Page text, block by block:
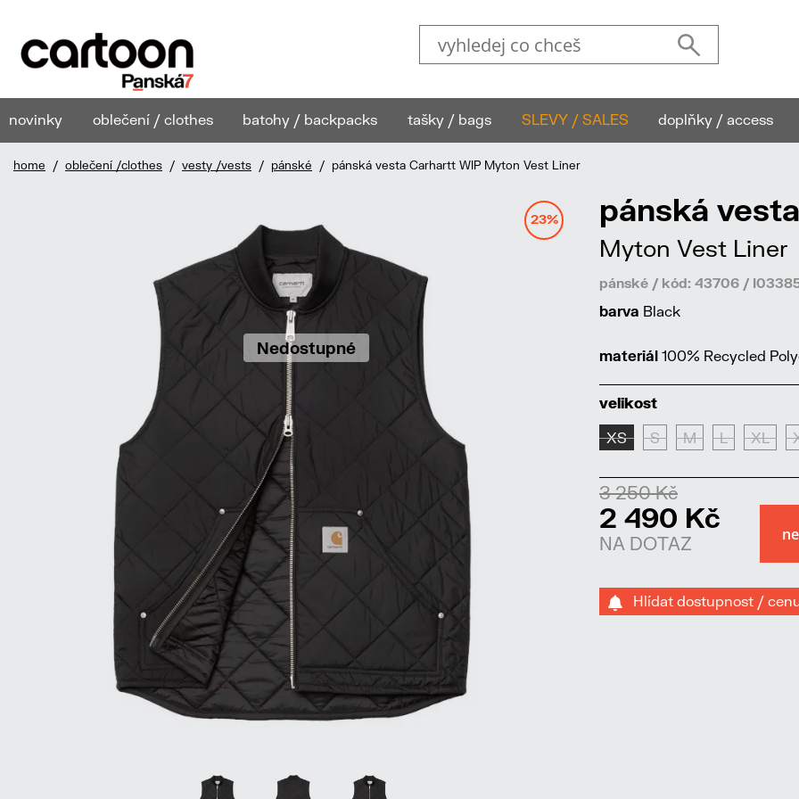
novinky oblečení / clothes batohy / backpacks tašky / bags SLEVY / SALES doplňky / access
home / oblečení /clothes / vesty /vests / pánské / pánská vesta Carhartt WIP Myton Vest Liner
Nedostupné
23% pánská
Myton Vest Liner
pánské / kód: 43706 /
barva Black
materiál 100% Recycled
velikost
XS S M L XL
3 250 Kč
2 490 Kč
NA DOTAZ
Hlídat dostupnost /